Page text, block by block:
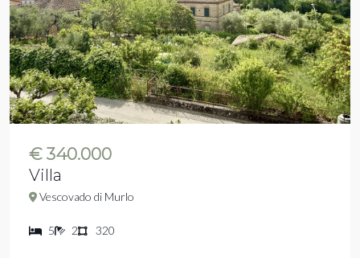
€ 340.000
Villa
Vescovado di Murlo
5 2 320